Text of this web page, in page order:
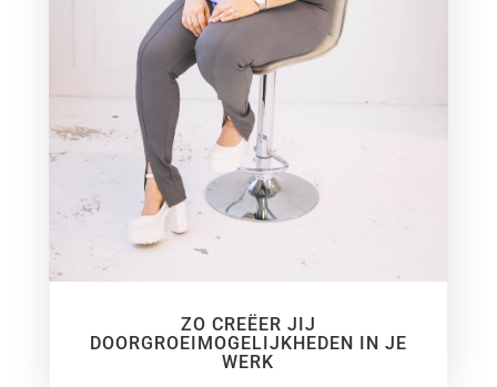
ZO CREËER JIJ
DOORGROEIMOGELIJKHEDEN IN JE
WERK